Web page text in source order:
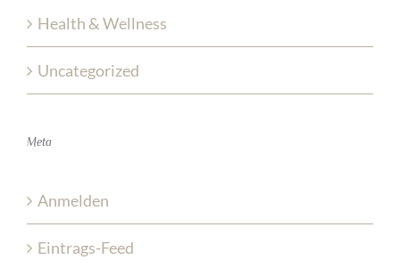
Health & Wellness
Uncategorized
Meta
Anmelden
Eintrags-Feed